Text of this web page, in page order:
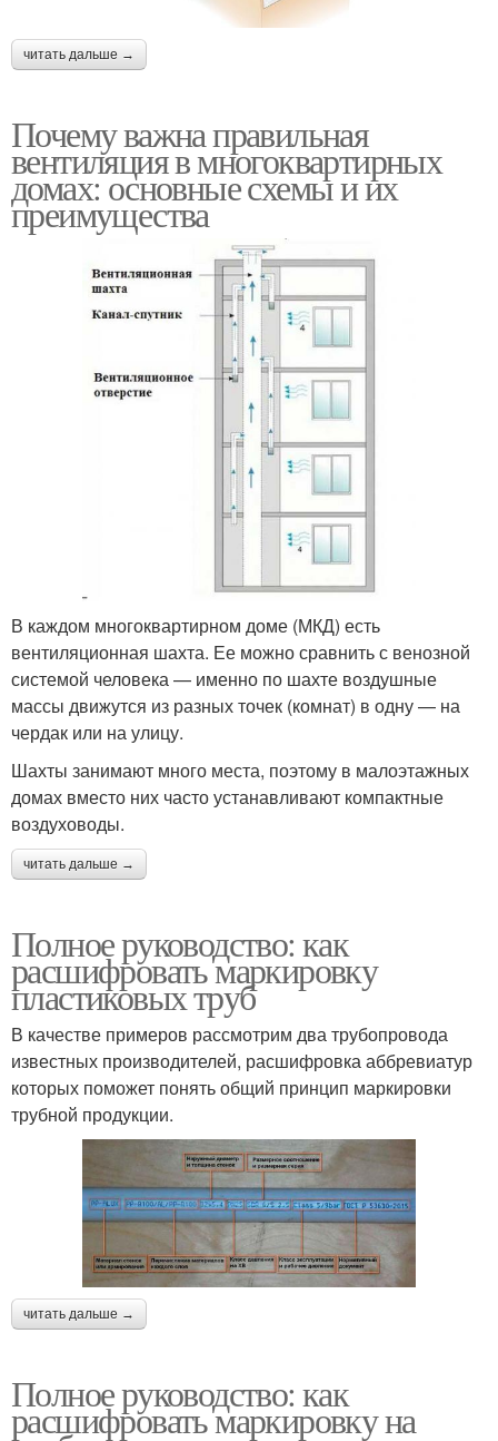
читать дальше →
Почему важна правильная
вентиляция в многоквартирных
домах: основные схемы и их
преимущества
В каждом многоквартирном доме (МКД) есть
вентиляционная шахта. Ее можно сравнить с венозной
системой человека — именно по шахте воздушные
массы движутся из разных точек (комнат) в одну — на
чердак или на улицу.
Шахты занимают много места, поэтому в малоэтажных
домах вместо них часто устанавливают компактные
воздуховоды.
читать дальше →
Полное руководство: как
расшифровать маркировку
пластиковых труб
В качестве примеров рассмотрим два трубопровода
известных производителей, расшифровка аббревиатур
которых поможет понять общий принцип маркировки
трубной продукции.
читать дальше →
Полное руководство: как
расшифровать маркировку на